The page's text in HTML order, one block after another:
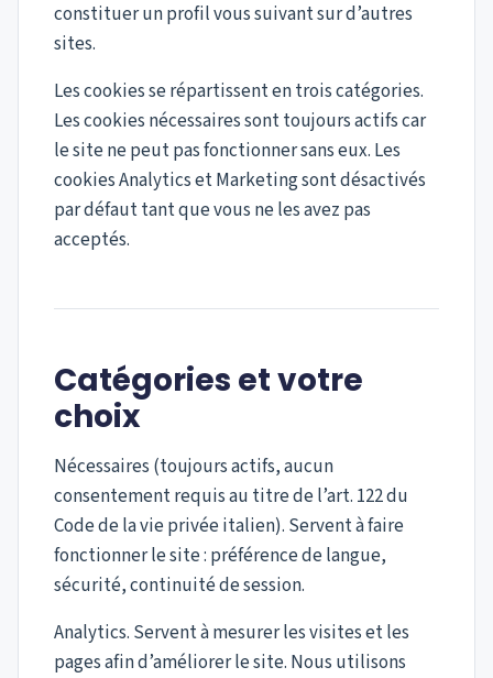
constituer un profil vous suivant sur d’autres
sites.
Les cookies se répartissent en trois catégories.
Les cookies nécessaires sont toujours actifs car
le site ne peut pas fonctionner sans eux. Les
cookies Analytics et Marketing sont désactivés
par défaut tant que vous ne les avez pas
acceptés.
Catégories et votre
choix
Nécessaires (toujours actifs, aucun
consentement requis au titre de l’art. 122 du
Code de la vie privée italien). Servent à faire
fonctionner le site : préférence de langue,
sécurité, continuité de session.
Analytics. Servent à mesurer les visites et les
pages afin d’améliorer le site. Nous utilisons